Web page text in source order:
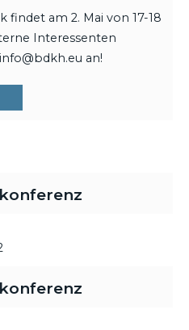
findet am 2. Mai von 17-18
Interessenten
an!